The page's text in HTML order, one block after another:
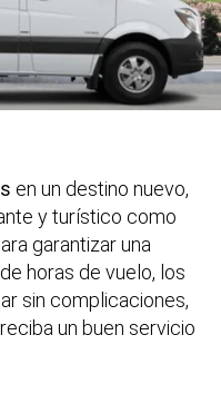
en un destino nuevo,
y turístico como
garantizar una
horas de vuelo, los
sin complicaciones,
un buen servicio